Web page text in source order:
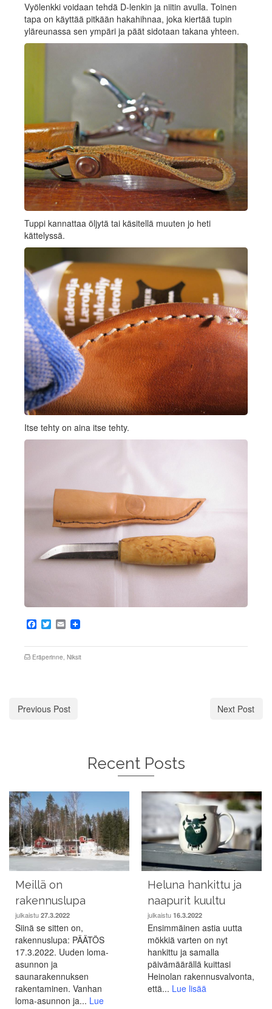
Vyölenkki voidaan tehdä D-lenkin ja niitin avulla. Toinen
tapa on käyttää pitkään hakahihnaa, joka kiertää tupin
yläreunassa sen ympäri ja päät sidotaan takana yhteen.
Tuppi kannattaa öljytä tai käsitellä muuten jo heti
kättelyssä.
Itse tehty on aina itse tehty.
Facebook
Twitter
Email
Eräperinne, Niksit
Previous Post Next Post
Recent Posts
Meillä on
rakennuslupa
julkaistu 27.3.2022
Siinä se sitten on,
rakennuslupa: PÄÄTÖS
17.3.2022. Uuden loma-
asunnon ja
saunarakennuksen
rakentaminen. Vanhan
loma-asunnon ja... Lue
Heluna hankittu ja
naapurit kuultu
julkaistu 16.3.2022
Ensimmäinen astia uutta
mökkiä varten on nyt
hankittu ja samalla
päivämäärällä kuittasi
Heinolan rakennusvalvonta,
että... Lue lisää